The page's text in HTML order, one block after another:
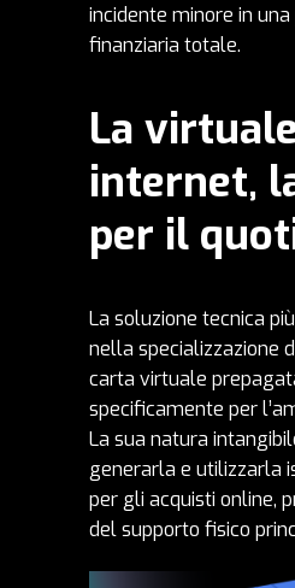
incidente minore in
finanziaria totale.
La
internet,
per il
La soluzione tecnica
nella specializzazione
carta virtuale
specificamente per
La sua natura
generarla e utilizzarla
per gli acquisti online,
del supporto fisico